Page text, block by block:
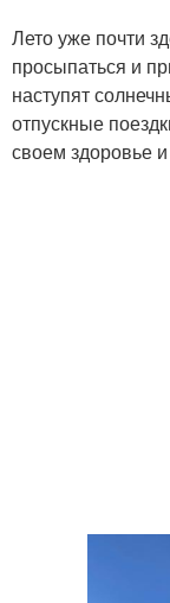
Лето уже почти
просыпаться и
наступят
отпускные
своем здоровье